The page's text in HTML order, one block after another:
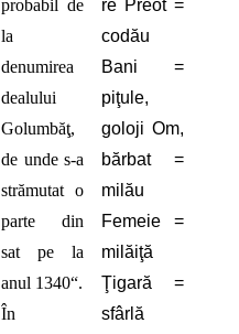
anul 1340“.
În
re Preot =
codău
Bani =
piţule,
goloji Om,
bărbat =
milău
Femeie =
milăiţă
Ţigară =
sfârlă